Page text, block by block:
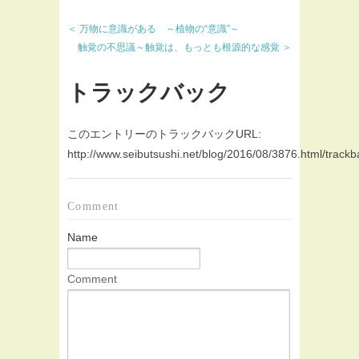
＜ 万物に意識がある ～植物の“意識”～
触覚の不思議～触覚は、もっとも根源的な感覚 ＞
トラックバック
このエントリーのトラックバックURL:
http://www.seibutsushi.net/blog/2016/08/3876.html/
Comment
Name
Comment